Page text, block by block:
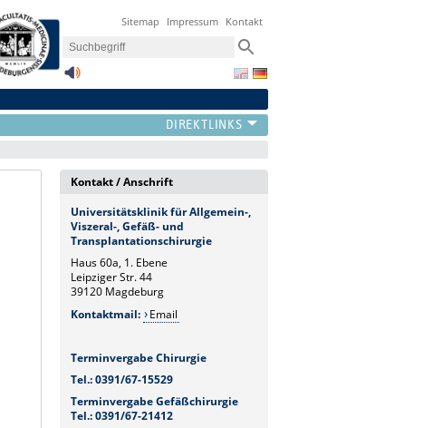
Sitemap Impressum Kontakt
Kontakt / Anschrift
Universitätsklinik für Allgemein-,
Viszeral-, Gefäß- und
Transplantationschirurgie
Haus 60a, 1. Ebene
Leipziger Str. 44
39120 Magdeburg
Kontaktmail:
Email
Terminvergabe Chirurgie
Tel.: 0391/67-15529
Terminvergabe Gefäßchirurgie
Tel.: 0391/67-21412